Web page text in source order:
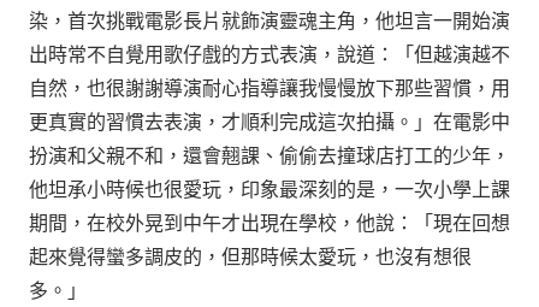
染，首次挑戰電影長片就飾演靈魂主角，他坦言一開始演
出時常不自覺用歌仔戲的方式表演，說道：「但越演越不
自然，也很謝謝導演耐心指導讓我慢慢放下那些習慣，用
更真實的習慣去表演，才順利完成這次拍攝。」在電影中
扮演和父親不和，還會翹課、偷偷去撞球店打工的少年，
他坦承小時候也很愛玩，印象最深刻的是，一次小學上課
期間，在校外晃到中午才出現在學校，他說：「現在回想
起來覺得蠻多調皮的，但那時候太愛玩，也沒有想很
多。」